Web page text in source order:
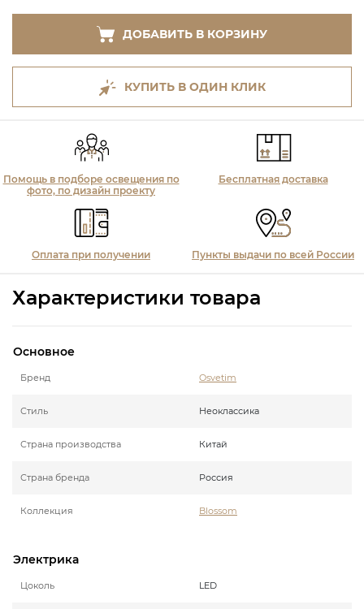
ДОБАВИТЬ В КОРЗИНУ
КУПИТЬ В ОДИН КЛИК
Помощь в подборе освещения по
фото, по дизайн проекту
Бесплатная доставка
Оплата при получении Пункты выдачи по всей России
Характеристики товара
Основное
Бренд Osvetim
Стиль Неоклассика
Страна производства Китай
Страна бренда Россия
Коллекция Blossom
Электрика
Цоколь LED